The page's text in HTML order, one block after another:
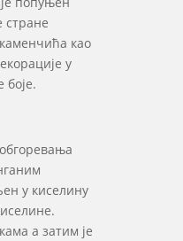
стране
као
у
у киселину
а затим је